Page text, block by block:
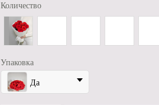
Количество
Упаковка
Да